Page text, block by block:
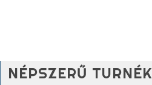
NÉPSZERŰ TURNÉK